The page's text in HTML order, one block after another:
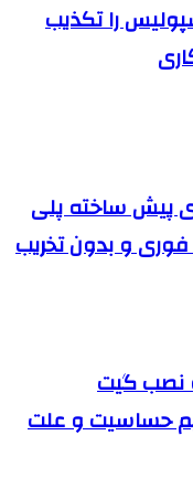
را تکذیب
پیش ساخته پلی
و بدون تخریب
و نصب گیت
حساسیت و علت